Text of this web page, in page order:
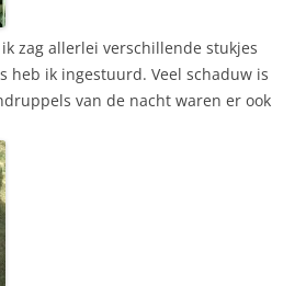
zag allerlei verschillende stukjes
heb ik ingestuurd. Veel schaduw is
van de nacht waren er ook